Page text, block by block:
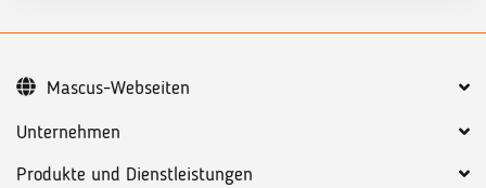
Unternehmen
Produkte und Dienstleistungen
Mascus-Webseiten